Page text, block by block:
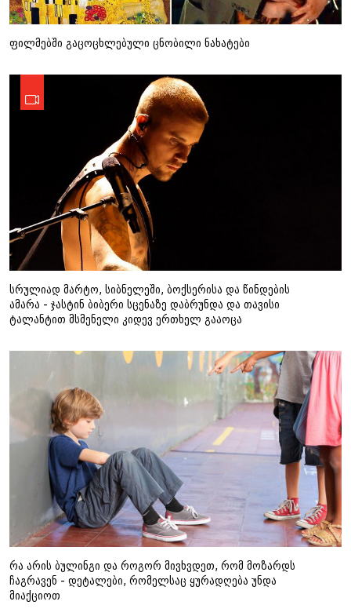
ფილმებში გაცოცხლებული ცნობილი ნახატები
სრულიად მარტო, სიბნელეში, ბოქსერისა და წინდების
ამარა - ჯასტინ ბიბერი სცენაზე დაბრუნდა და თავისი
ტალანტით მსმენელი კიდევ ერთხელ გააოცა
რა არის ბულინგი და როგორ მივხვდეთ, რომ მოზარდს
ჩაგრავენ - დეტალები, რომელსაც ყურადღება უნდა
მიაქციოთ